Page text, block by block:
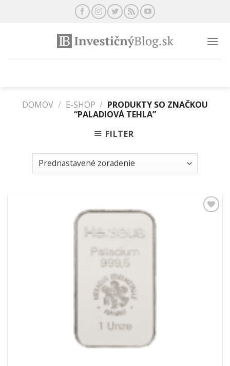
DOMOV / E-SHOP / PRODUKTY SO ZNAČKOU
“PALADIOVÁ TEHLA”
FILTER